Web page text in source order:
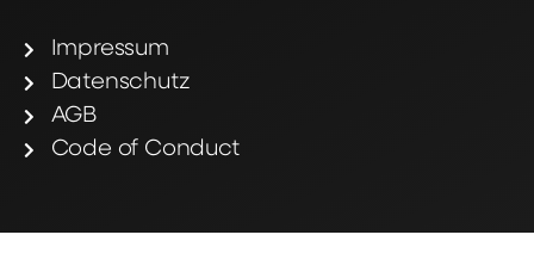
Impressum
Datenschutz
AGB
Code of Conduct